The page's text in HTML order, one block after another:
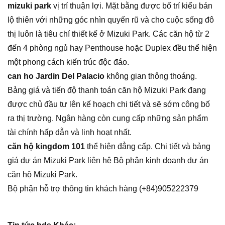
mizuki park vị trí thuận lợi. Mặt bằng được bố trí kiểu bán
lộ thiên với những góc nhìn quyến rũ và cho cuộc sống đô
thị luôn là tiêu chí thiết kế ở Mizuki Park. Các căn hộ từ 2
đến 4 phòng ngủ hay Penthouse hoặc Duplex đều thể hiện
một phong cách kiến trúc độc đáo.
can ho Jardin Del Palacio không gian thông thoáng.
Bảng giá và tiến độ thanh toán căn hộ Mizuki Park đang
được chủ đầu tư lên kế hoạch chi tiết và sẽ sớm công bố
ra thị trường. Ngân hàng còn cung cấp những sản phẩm
tài chính hấp dẫn và linh hoạt nhất.
căn hộ kingdom 101 thể hiện đẳng cấp. Chi tiết và bảng
giá dự án Mizuki Park liên hệ Bộ phận kinh doanh dự án
căn hộ Mizuki Park.
Bộ phận hỗ trợ thông tin khách hàng (+84)905222379